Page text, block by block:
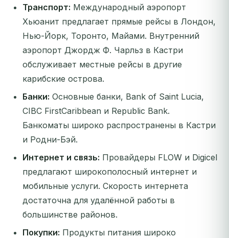
Транспорт: Международный аэропорт
Хьюанит предлагает прямые рейсы в Лондон,
Нью-Йорк, Торонто, Майами. Внутренний
аэропорт Джордж Ф. Чарльз в Кастри
обслуживает местные рейсы в другие
карибские острова.
Банки: Основные банки, Bank of Saint Lucia,
CIBC FirstCaribbean и Republic Bank.
Банкоматы широко распространены в Кастри
и Родни-Бэй.
Интернет и связь: Провайдеры FLOW и Digicel
предлагают широкополосный интернет и
мобильные услуги. Скорость интернета
достаточна для удалённой работы в
большинстве районов.
Покупки: Продукты питания широко